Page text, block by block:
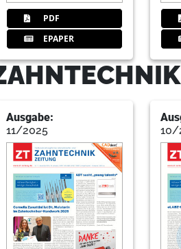
PDF
EPAPER
Ausgabe:
11/2025
10/